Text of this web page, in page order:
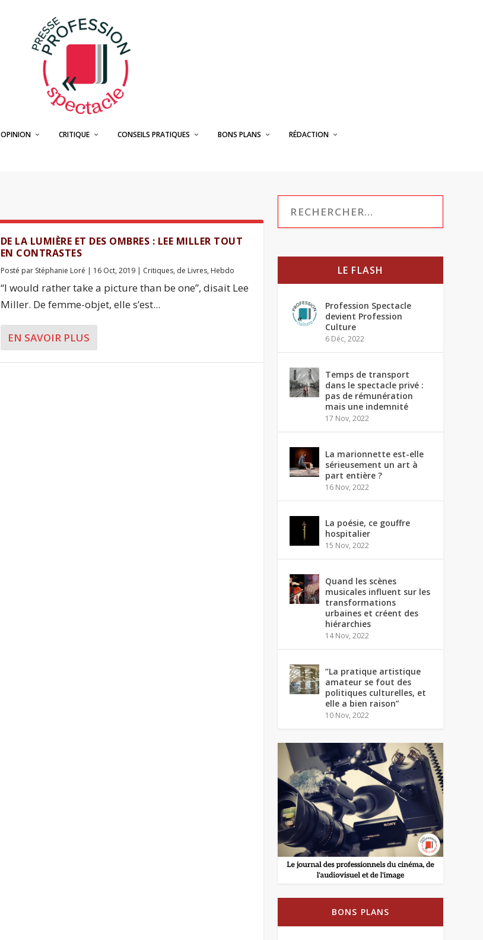
OPINION CRITIQUE CONSEILS PRATIQUES BONS PLANS RÉDACTION
DE LA LUMIÈRE ET DES OMBRES : LEE MILLER TOUT
EN CONTRASTES
Posté par Stéphanie Loré | 16 Oct, 2019| Critiques, de Livres, Hebdo
“I would rather take a picture than be one”, disait Lee
Miller. De femme-objet, elle s’est...
EN SAVOIR PLUS
LE FLASH
Profession Spectacle
devient Profession
Culture
6 Déc, 2022
Temps de transport
dans le spectacle privé :
pas de rémunération
mais une indemnité
17 Nov, 2022
La marionnette est-elle
sérieusement un art à
part entière ?
16 Nov, 2022
La poésie, ce gouffre
hospitalier
15 Nov, 2022
Quand les scènes
musicales influent sur les
transformations
urbaines et créent des
hiérarchies
14 Nov, 2022
“La pratique artistique
amateur se fout des
politiques culturelles, et
elle a bien raison”
10 Nov, 2022
BONS PLANS